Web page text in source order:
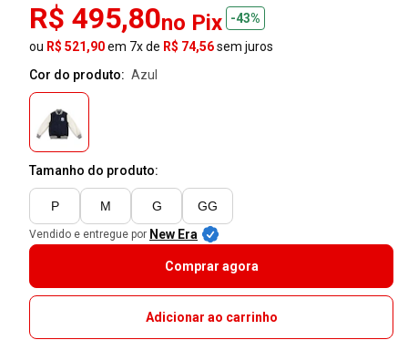
R$ 495,80no Pix
-43%
ou R$ 521,90em 7x de R$ 74,56sem juros
Cor do produto:
azul
Tamanho do produto:
P M G GG
Vendido e entregue por New Era
Comprar agora
Adicionar ao carrinho